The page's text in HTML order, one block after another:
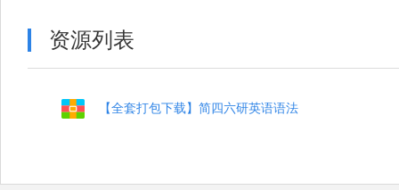
资源列表
【全套打包下载】简四六研英语语法